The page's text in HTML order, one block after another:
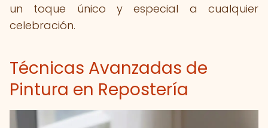
un toque único y especial a cualquier
celebración.
Técnicas Avanzadas de
Pintura en Repostería